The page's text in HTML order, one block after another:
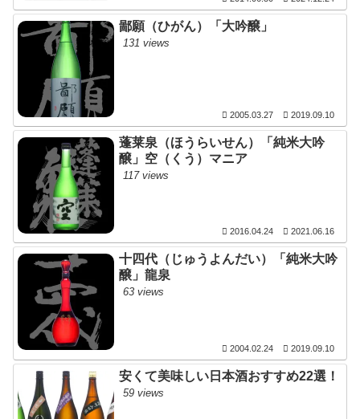
鄙願（ひがん）「大吟醸」
131 views
2005.03.27 2019.09.10
蓬莱泉（ほうらいせん）「純米大吟
醸」空（くう）マニア
117 views
2016.04.24 2021.06.16
十四代（じゅうよんだい）「純米大吟
醸」龍泉
63 views
2004.02.24 2019.09.10
安くて美味しい日本酒おすすめ22選！
59 views